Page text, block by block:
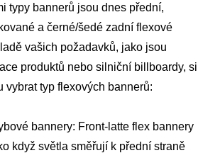
typy bannerů jsou dnes přední,
a černé/šedé zadní flexové
vašich požadavků, jako jsou
produktů nebo silniční billboardy, si
vybrat typ flexových bannerů:
bannery: Front-latte flex bannery
když světla směřují k přední straně